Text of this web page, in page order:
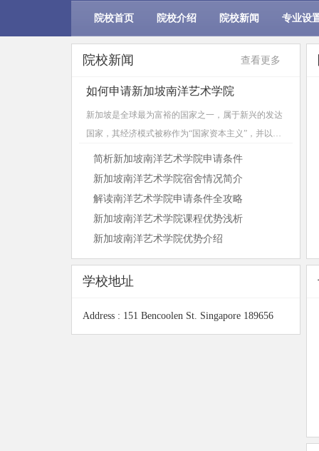
院校首页 院校介绍 院校新闻 专业设
院校新闻 查看更多
如何申请新加坡南洋艺术学院
新加坡是全球最为富裕的国家之一，属于新兴的发达
国家，其经济模式被称作为“国家资本主义”，并以稳
定的政局、廉洁高效的政府而著称。新加坡的基础教
简析新加坡南洋艺术学院申请条件
新加坡南洋艺术学院宿舍情况简介
解读南洋艺术学院申请条件全攻略
新加坡南洋艺术学院课程优势浅析
新加坡南洋艺术学院优势介绍
学校地址
Address : 151 Bencoolen St. Singapore 189656